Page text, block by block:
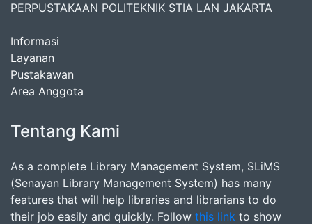
PERPUSTAKAAN POLITEKNIK STIA LAN JAKARTA
Informasi
Layanan
Pustakawan
Area Anggota
Tentang Kami
As a complete Library Management System, SLiMS
(Senayan Library Management System) has many
features that will help libraries and librarians to do
their job easily and quickly. Follow this link to show